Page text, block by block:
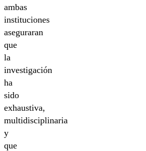
ambas
instituciones
aseguraran
que
la
investigación
ha
sido
exhaustiva,
multidisciplinaria
y
que